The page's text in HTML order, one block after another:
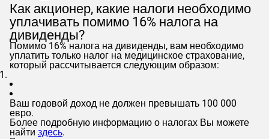
Как акционер, какие налоги необходимо
уплачивать помимо 16% налога на
дивиденды?
Помимо 16% налога на дивиденды, вам необходимо
уплатить только налог на медицинское страхование,
который рассчитывается следующим образом:
Ваш годовой доход не должен превышать 100 000
евро.
Более подробную информацию о налогах Вы можете
найти здесь.